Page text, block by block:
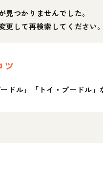
見つかりませんでした。
更して再検索してください。
ツ
ードル」「トイ・プードル